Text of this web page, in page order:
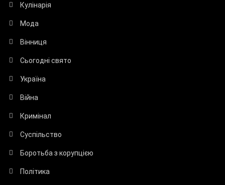
Кулінарія
Мода
Вінниця
Сьогодні свято
Україна
Війна
Кримінал
Суспільство
Боротьба з корупцією
Політика